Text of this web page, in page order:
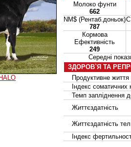
Молоко фунти
662
NM$ (Рентаб.доньок)
787
Кормова
Ефективність
249
Середні
ЗДОРОВ`Я ТА
Продуктивне життя
Індекс соматичних
Темп запліднення
Життєздатність
Життєздатність
Індекс